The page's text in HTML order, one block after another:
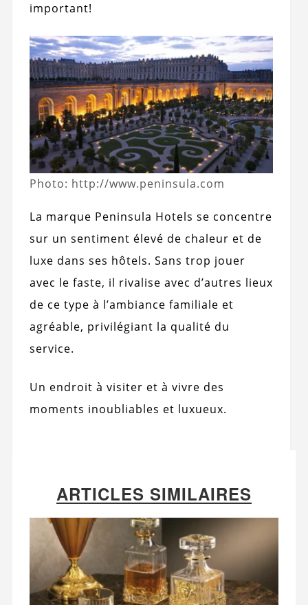
important!
Photo: http://www.peninsula.com
La marque Peninsula Hotels se concentre
sur un sentiment élevé de chaleur et de
luxe dans ses hôtels. Sans trop jouer
avec le faste, il rivalise avec d’autres lieux
de ce type à l’ambiance familiale et
agréable, privilégiant la qualité du
service.
Un endroit à visiter et à vivre des
moments inoubliables et luxueux.
ARTICLES SIMILAIRES